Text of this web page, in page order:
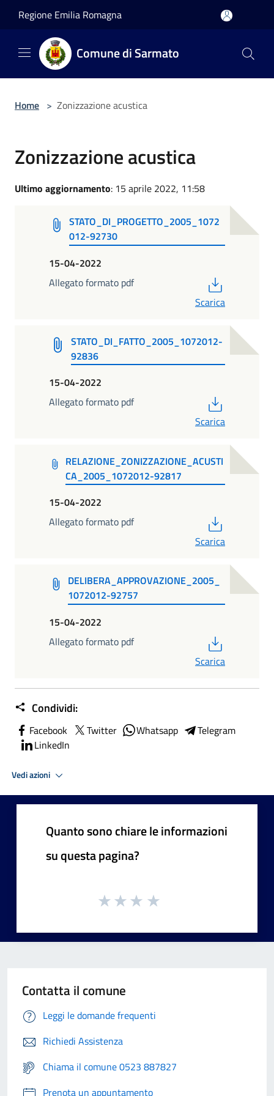
Regione Emilia Romagna
Comune di Sarmato
Home > Zonizzazione acustica
Zonizzazione acustica
Ultimo aggiornamento: 15 aprile 2022, 11:58
STATO_DI_PROGETTO_2005_1072
012-92730
15-04-2022
Allegato formato pdf
Scarica
STATO_DI_FATTO_2005_1072012-
92836
15-04-2022
Allegato formato pdf
Scarica
RELAZIONE_ZONIZZAZIONE_ACUSTI
CA_2005_1072012-92817
15-04-2022
Allegato formato pdf
Scarica
DELIBERA_APPROVAZIONE_2005_
1072012-92757
15-04-2022
Allegato formato pdf
Scarica
Condividi:
Facebook Twitter Whatsapp
Telegram
LinkedIn
Vedi azioni
Quanto sono chiare le informazioni
su questa pagina?
Contatta il comune
Leggi le domande frequenti
Richiedi Assistenza
Chiama il comune 0523 887827
Prenota un appuntamento